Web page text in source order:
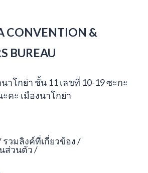
CONVENTION &
BUREAU
าโกย่า ชั้น 11 เลขที่ 10-19 ซะกะ
ะคะ เมืองนาโกย่า
รวมลิงค์ที่เกี่ยวข้อง
ส่วนตัว